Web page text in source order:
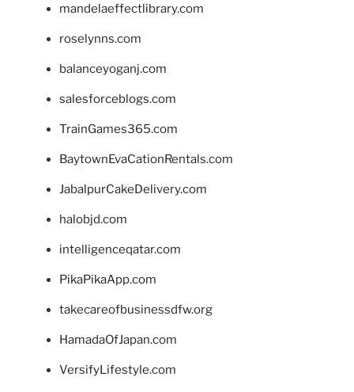
mandelaeffectlibrary.com
roselynns.com
balanceyoganj.com
salesforceblogs.com
TrainGames365.com
BaytownEvaCationRentals.com
JabalpurCakeDelivery.com
halobjd.com
intelligenceqatar.com
PikaPikaApp.com
takecareofbusinessdfw.org
HamadaOfJapan.com
VersifyLifestyle.com